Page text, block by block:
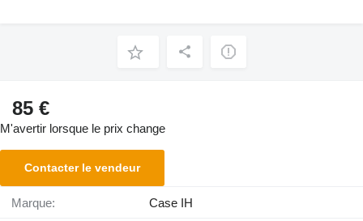
85 €
M'avertir lorsque le prix change
Contacter le vendeur
Marque: Case IH